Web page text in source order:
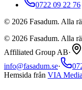
0722 09 22 76
© 2026 Fasadum. Alla
© 2026 Fasadum. Alla
Affiliated Group AB·
info@fasadum.se·
Hemsida från VIA Media